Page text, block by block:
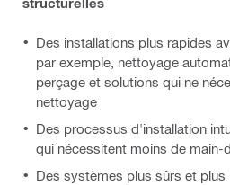
Des installations plus rapides
par exemple, nettoyage
perçage et solutions qui ne
nettoyage
Des processus d'installation
qui nécessitent moins de
Des systèmes plus sûrs et plus